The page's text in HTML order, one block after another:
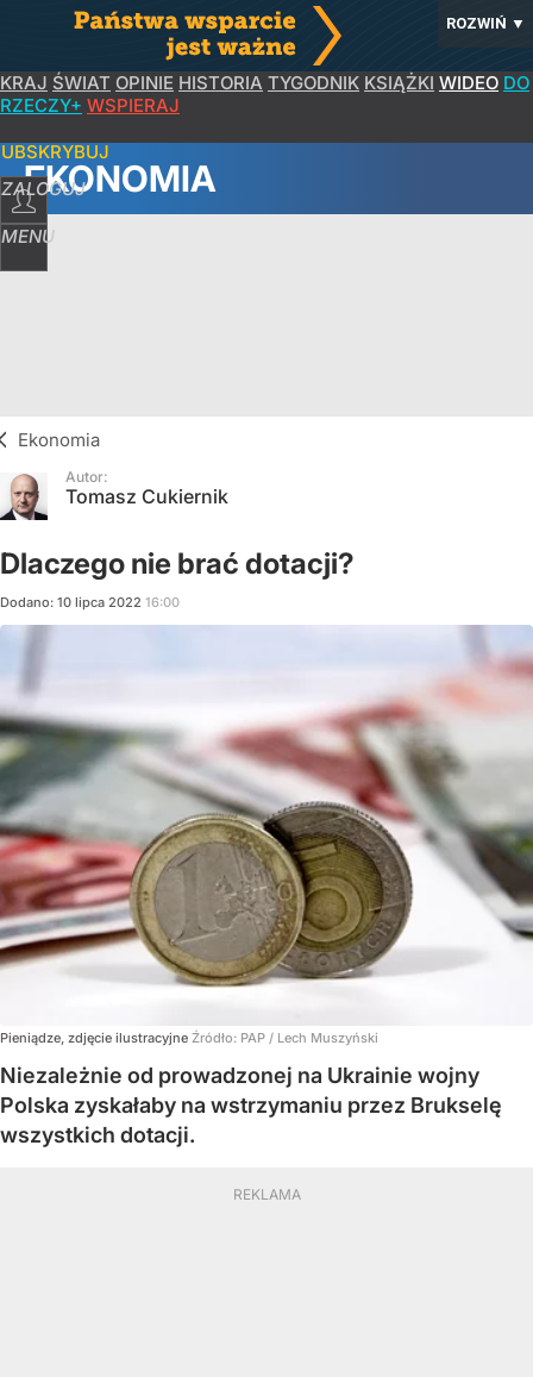
ROZWIŃ ▼
KRAJ ŚWIAT OPINIE HISTORIA TYGODNIK KSIĄŻKI WIDEO DO
RZECZY+ WSPIERAJ
ZALOGUJ
MENU
EKONOMIA
Ekonomia
Autor:
Tomasz Cukiernik
Dlaczego nie brać dotacji?
Dodano: 10 lipca 2022 16:00
Pieniądze, zdjęcie ilustracyjne Źródło: PAP / Lech Muszyński
Niezależnie od prowadzonej na Ukrainie wojny
Polska zyskałaby na wstrzymaniu przez Brukselę
wszystkich dotacji.